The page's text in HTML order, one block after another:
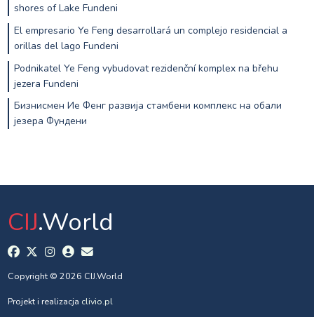
shores of Lake Fundeni
El empresario Ye Feng desarrollará un complejo residencial a
orillas del lago Fundeni
Podnikatel Ye Feng vybudovat rezidenční komplex na břehu
jezera Fundeni
Бизнисмен Ие Фенг развија стамбени комплекс на обали
језера Фундени
CIJ.World
Copyright © 2026 CIJ.World
Projekt i realizacja clivio.pl